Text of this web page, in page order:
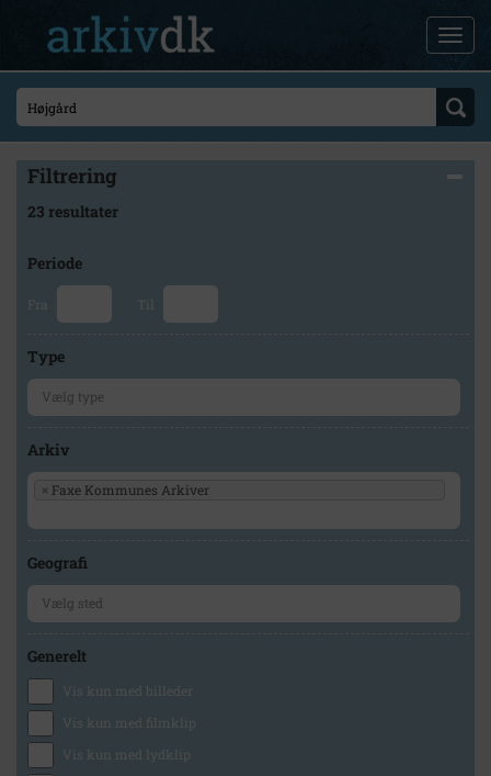
Filtrering
23 resultater
Periode
Fra Til
Type
Arkiv
× Faxe Kommunes Arkiver
Geografi
Generelt
Vis kun med billeder
Vis kun med filmklip
Vis kun med lydklip